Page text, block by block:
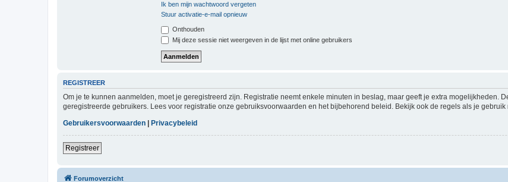
Ik ben mijn wachtwoord vergeten
Stuur activatie-e-mail opnieuw
Onthouden
Mij deze sessie niet weergeven in de lijst met online gebruikers
REGISTREER
Om je te kunnen aanmelden, moet je geregistreerd zijn. Registratie neemt enkele minuten in beslag, maar geeft je extra mogelijkheden.
geregistreerde gebruikers. Lees voor registratie onze gebruiksvoorwaarden en het bijbehorend beleid. Bekijk ook de regels als je gebruik
Gebruikersvoorwaarden | Privacybeleid
Registreer
Forumoverzicht